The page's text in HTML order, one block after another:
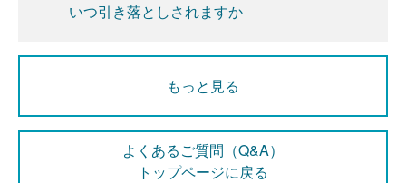
いつ引き落としされますか
もっと見る
よくあるご質問（Q&A）
トップページに戻る